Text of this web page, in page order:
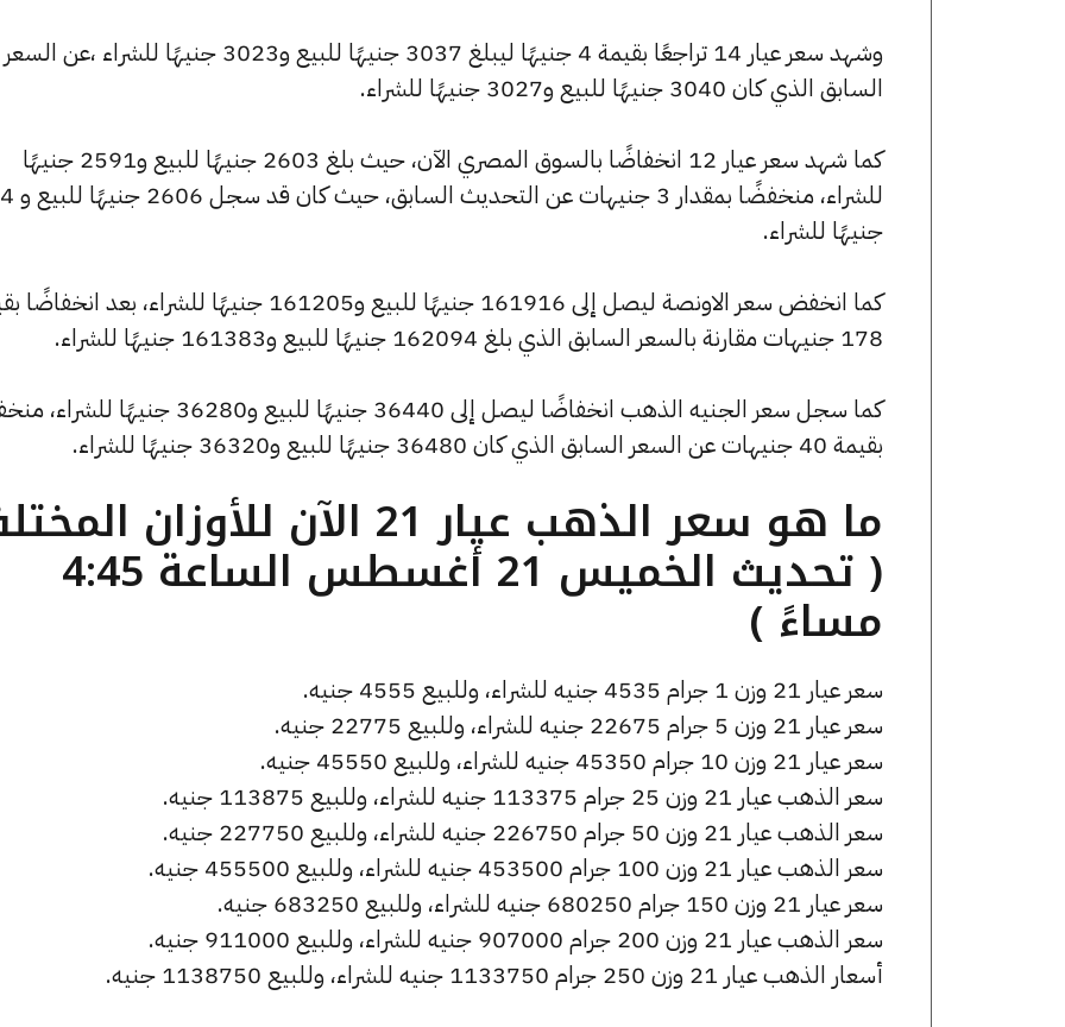
وشهد سعر عيار 14 تراجعًا بقيمة 4 جنيهًا ليبلغ 3037 جنيهًا للبيع و3023 جنيهًا للشراء ،عن السعر
السابق الذي كان 3040 جنيهًا للبيع و3027 جنيهًا للشراء.
كما شهد سعر عيار 12 انخفاضًا بالسوق المصري الآن، حيث بلغ 2603 جنيهًا للبيع و2591 جنيهًا
للشراء،
جنيهًا للشراء.
كما انخفض سعر الاونصة ليصل إلى 161916 جنيهًا للبيع و161205 جنيهًا للشراء، بعد
178 جنيهات مقارنة بالسعر السابق الذي بلغ 162094 جنيهًا للبيع و161383 جنيهًا للشراء.
كما سجل سعر الجنيه الذهب انخفاضًا ليصل إلى 36440 جنيهًا للبيع و36280
بقيمة 40 جنيهات عن السعر السابق الذي كان 36480 جنيهًا للبيع و36320 جنيهًا للشراء.
ما هو سعر الذهب عيار 21 الآن للأوزان
( تحديث الخميس 21 أغسطس الساعة 4:45
مساءً )
سعر عيار 21 وزن 1 جرام 4535 جنيه للشراء، وللبيع 4555 جنيه.
سعر عيار 21 وزن 5 جرام 22675 جنيه للشراء، وللبيع 22775 جنيه.
سعر عيار 21 وزن 10 جرام 45350 جنيه للشراء، وللبيع 45550 جنيه.
سعر الذهب عيار 21 وزن 25 جرام 113375 جنيه للشراء، وللبيع 113875 جنيه.
سعر الذهب عيار 21 وزن 50 جرام 226750 جنيه للشراء، وللبيع 227750 جنيه.
سعر الذهب عيار 21 وزن 100 جرام 453500 جنيه للشراء، وللبيع 455500 جنيه.
سعر عيار 21 وزن 150 جرام 680250 جنيه للشراء، وللبيع 683250 جنيه.
سعر الذهب عيار 21 وزن 200 جرام 907000 جنيه للشراء، وللبيع 911000 جنيه.
أسعار الذهب عيار 21 وزن 250 جرام 1133750 جنيه للشراء، وللبيع 1138750 جنيه.